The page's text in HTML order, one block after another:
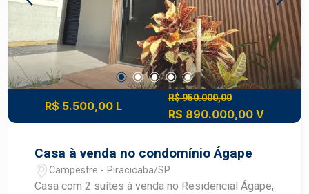
R$ 5.500,00 L
R$ 950.000,00
R$ 890.000,00 V
Casa à venda no condomínio Ágape
Campestre - Piracicaba/SP
Casa com 2 suítes à venda no Residencial Ágape,